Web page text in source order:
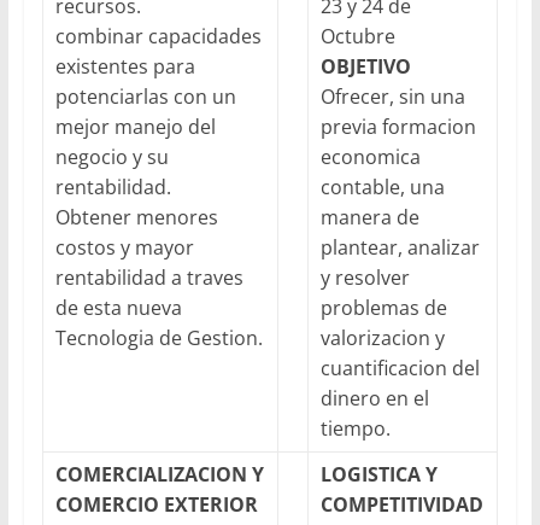
recursos.
combinar capacidades
existentes para
potenciarlas con un
mejor manejo del
negocio y su
rentabilidad.
Obtener menores
costos y mayor
rentabilidad a traves
de esta nueva
Tecnologia de Gestion.
23 y 24 de
Octubre
OBJETIVO
Ofrecer, sin una
previa formacion
economica
contable, una
manera de
plantear, analizar
y resolver
problemas de
valorizacion y
cuantificacion del
dinero en el
tiempo.
COMERCIALIZACION Y
COMERCIO EXTERIOR
LOGISTICA Y
COMPETITIVIDAD